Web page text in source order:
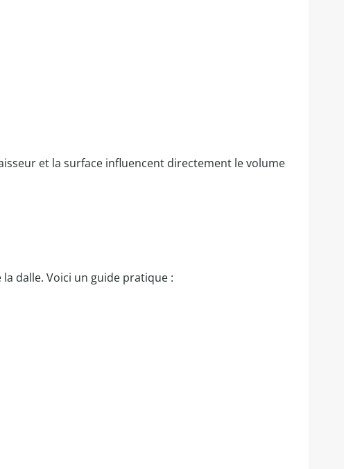
et la surface influencent directement le volume
dalle. Voici un guide pratique :